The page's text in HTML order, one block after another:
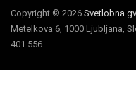
Copyright © 2026 Svetlobna
Metelkova 6, 1000 Ljubljana,
401 556